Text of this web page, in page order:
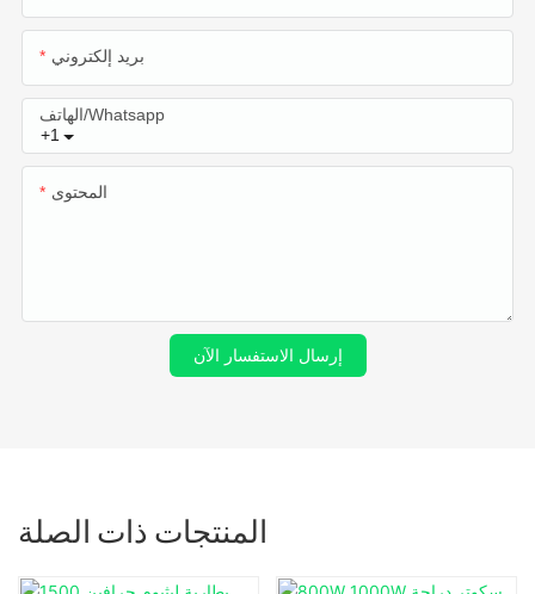
بريد إلكتروني
+1
الهاتف/whatsapp
المحتوى
إرسال الاستفسار الآن
المنتجات ذات الصلة